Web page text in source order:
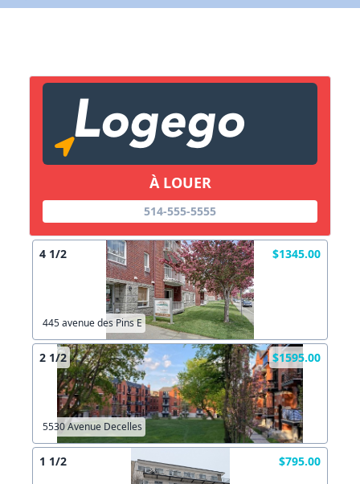
À LOUER
514-555-5555
4 1/2 $1345.00
445 avenue des Pins E
2 1/2 $1595.00
5530 Avenue Decelles
1 1/2 $795.00
Lien vers inscription (sera inclus dans courriel)
Copier lien
X Fermer